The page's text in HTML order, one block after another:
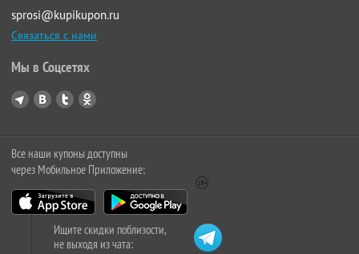
sprosi@kupikupon.ru
Связаться с нами
Мы в Соцсетях
Все наши купоны доступны
через Мобильное Приложение:
Ищите скидки поблизости,
не выходя из чата: